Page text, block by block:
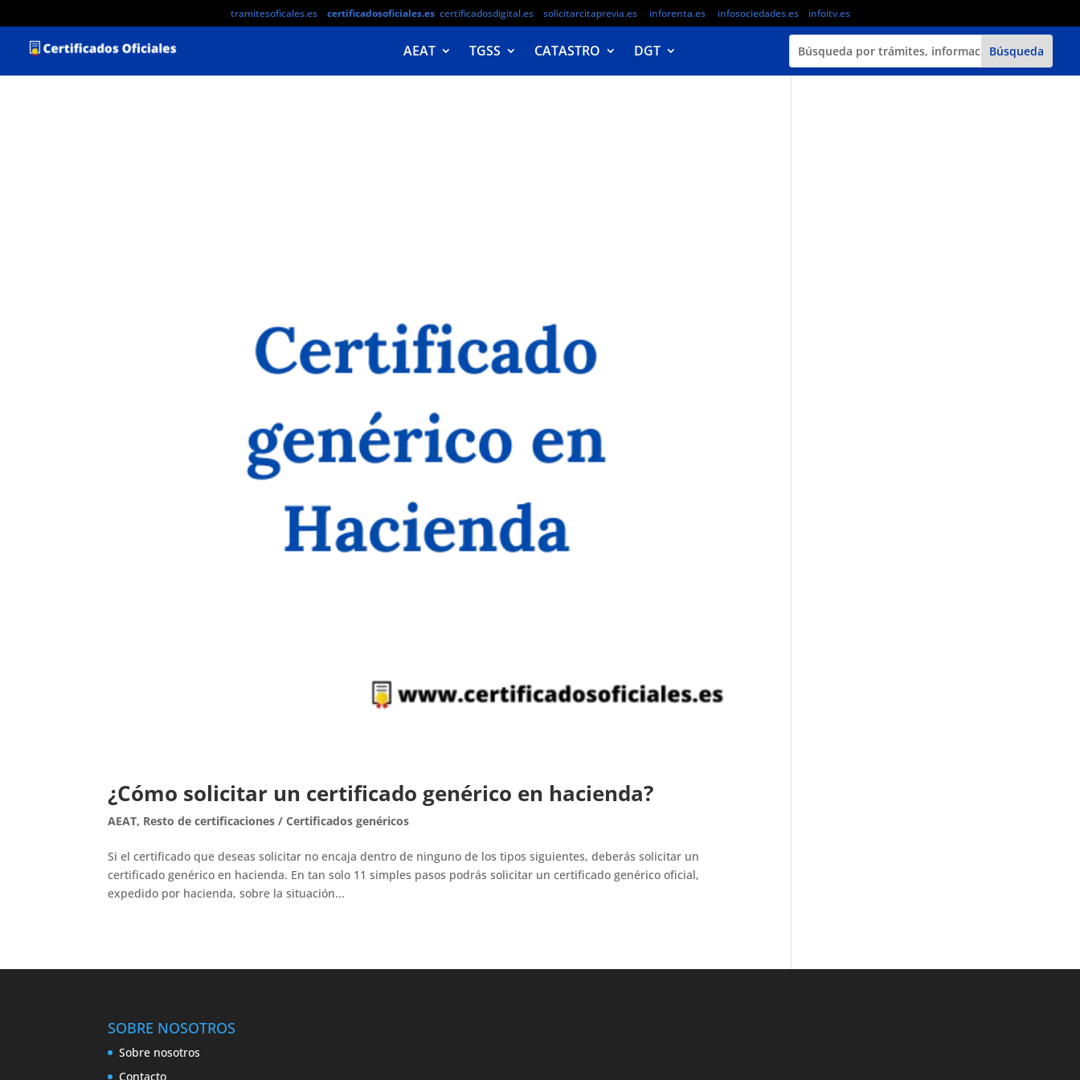
tramitesoficales.es certificadosoficiales.es certificadosdigital.es solicitarcitaprevia.es inforenta.es infosociedades.es infoitv.es
AEAT TGSS CATASTRO DGT
¿Cómo solicitar un certificado genérico en hacienda?
AEAT, Resto de certificaciones / Certificados genéricos
Si el certificado que deseas solicitar no encaja dentro de ninguno de los tipos siguientes, deberás solicitar un
certificado genérico en hacienda. En tan solo 11 simples pasos podrás solicitar un certificado genérico oficial,
expedido por hacienda, sobre la situación...
SOBRE NOSOTROS
Sobre nosotros
Contacto